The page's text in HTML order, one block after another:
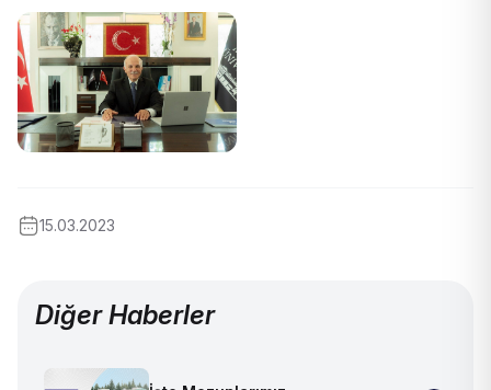
15.03.2023
Diğer Haberler